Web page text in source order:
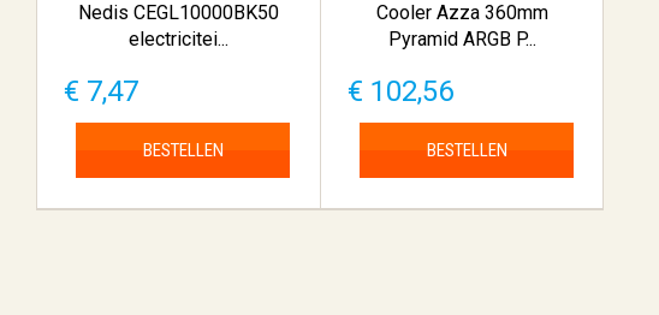
Nedis CEGL10000BK50
electricitei...
€ 7,47
BESTELLEN
Cooler Azza 360mm
Pyramid ARGB P...
€ 102,56
BESTELLEN